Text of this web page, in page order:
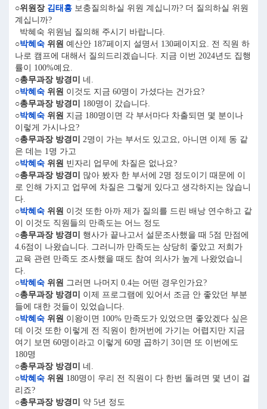
○위원장 김태흥 보충질의하실 위원 계십니까? 더 질의하실 위원
계십니까?
박혜숙 위원님 질의해 주시기 바랍니다.
○박혜숙 위원 예산안 187페이지 설명서 130페이지요. 전 직원 하
나로 캠프에 대해서 질의드리겠습니다. 지금 이번 2024년도 집행
률이 100%예요.
○총무과장 방경미
네.
○박혜숙 위원 이것도 지금 60명이 가셨다는 건가요?
○총무과장 방경미
180명이 갔습니다.
○박혜숙 위원 지금 180명이면 각 부서마다 차출되면 몇 분이나
이렇게 가시나요?
○총무과장 방경미
2명이 가는 부서도 있고요, 아니면 이제 동 같
은 데는 1명 가고
○박혜숙 위원 빈자리 업무에 차질은 없나요?
○총무과장 방경미
많아 봤자 한 부서에 2명 정도이기 때문에 이
로 인해 가지고 업무에 차질은 그렇게 있다고 생각하지는 않습니
다.
○박혜숙 위원 이것 또한 아까 제가 질의를 드린 배낭 연수하고 같
이 이것도 직원들의 만족도는 어느 정도
○총무과장 방경미
행사가 끝나고서 설문조사했을 때 5점 만점에
4.6점이 나왔습니다. 그러니까 만족도는 상당히 좋았고 저희가
교육 관련 만족도 조사했을 때도 참여 의사가 높게 나왔었습니
다.
○박혜숙 위원 그러면 나머지 0.4는 어떤 경우인가요?
○총무과장 방경미
이제 프로그램에 있어서 조금 안 좋았던 부분
들에 대한 것들이 있었습니다.
○박혜숙 위원 이왕이면 100% 만족도가 있었으면 좋았겠다 싶은
데 이것 또한 이렇게 전 직원이 한꺼번에 가기는 어렵지만 지금
여기 보면 60명이라고 이렇게 60명 곱하기 3이면 또 이번에도
180명
○총무과장 방경미
네.
○박혜숙 위원 180명이 우리 전 직원이 다 한번 돌려면 몇 년이 걸
리죠?
○총무과장 방경미
약 5년 정도